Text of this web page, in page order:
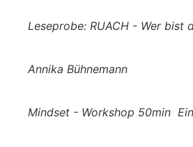
Leseprobe: RUACH - Wer bist
Annika Bühnemann
Mindset - Workshop 50min